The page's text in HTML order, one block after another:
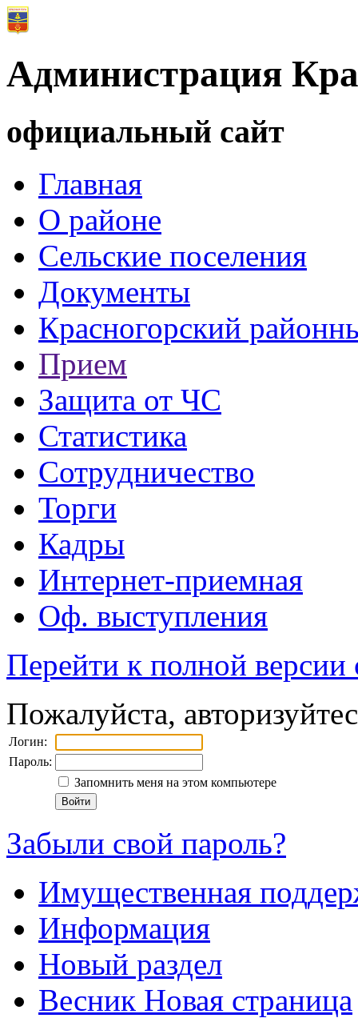
Администрация
официальный сайт
Главная
О районе
Сельские поселения
Документы
Красногорский
Прием
Защита от ЧС
Статистика
Сотрудничество
Торги
Кадры
Интернет-приемная
Оф. выступления
Перейти к полной версии
Пожалуйста,
Логин:
Пароль:
Запомнить меня на этом компьютере
Забыли свой пароль?
Имущественная
Информация
Новый раздел
Весник Новая страница